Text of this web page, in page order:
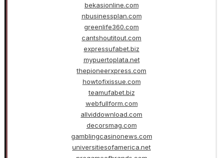
bekasionline.com
nbusinessplan.com
greenlife360.com
cantshoutitout.com
expressufabet.biz
mypuertoplata.net
thepioneerxpress.com
howtofixissue.com
teamufabet.biz
webfullform.com
allviddownload.com
decorsmag.com
gamblingcasinonews.com
universitiesofamerica.net